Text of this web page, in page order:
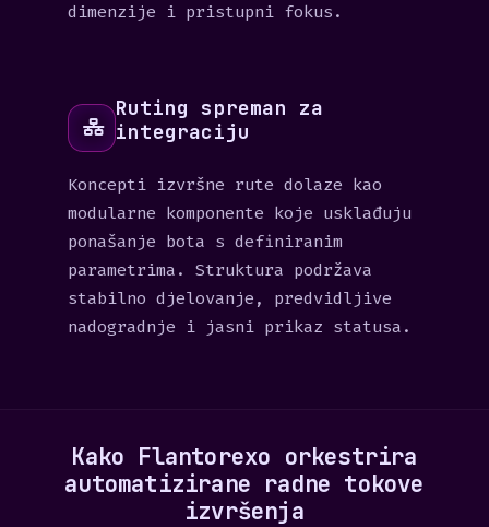
dimenzije i pristupni fokus.
Ruting spreman za
integraciju
Koncepti izvršne rute dolaze kao
modularne komponente koje usklađuju
ponašanje bota s definiranim
parametrima. Struktura podržava
stabilno djelovanje, predvidljive
nadogradnje i jasni prikaz statusa.
Kako Flantorexo orkestrira
automatizirane radne tokove
izvršenja